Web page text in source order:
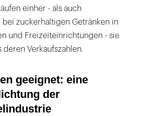
einher - als auch
bei zuckerhaltigen Getränken in
und Freizeit­ein­richtungen - sie
deren Verkaufszahlen.
geeignet: eine
der